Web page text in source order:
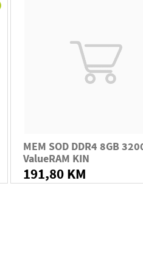
MEM SOD DDR4 8GB
ValueRAM KIN
191,80 KM